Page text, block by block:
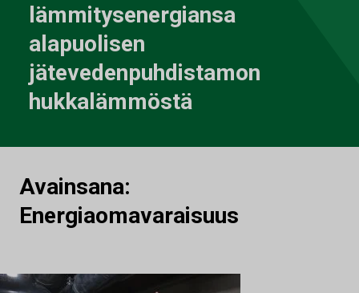
lämmitysenergiansa
alapuolisen
jätevedenpuhdistamon
hukkalämmöstä
Avainsana:
Energiaomavaraisuus